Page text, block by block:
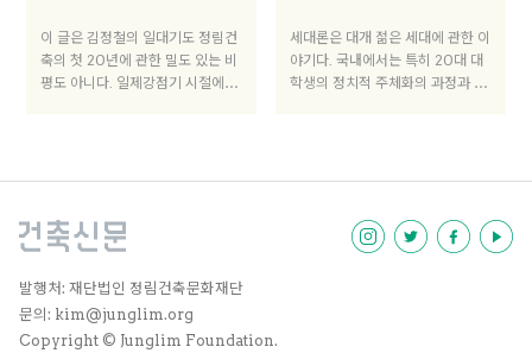
대상자들이다. 그러나 1960년대
에도 1990년대에도 저들을 두고
젊은 건축가라고 부르는 일은 드물
가는 젊음이라는 수식어를 얻었다.
이 글은 김정철의 일대기도 정림건
축의 첫 20년에 관한 밀도 있는 비
평도 아니다. 일제강점기 시절에 태
다. 그러나 20세기 한국의 역사는
각종 문서와 자료를 충실히 챙기고
게 주지 않았다. 김정철 역시 마찬
가지다. 그가 헤쳐온 시대를 증언해
줄 수 있는 자료는 거의 남아 있지
세대론은 대개 젊은 세대에 관한 이
야기다. 국내에서는 특히 20대 대
학생의 정치적 주체화의 과정과 연
유신 세대, 80년대 대학생(60년
대 생)은 민주화 운동권 세대로 엮
발행처: 재단법인 정림건축문화재단
문의: kim@junglim.org
Copyright © Junglim Foundation.